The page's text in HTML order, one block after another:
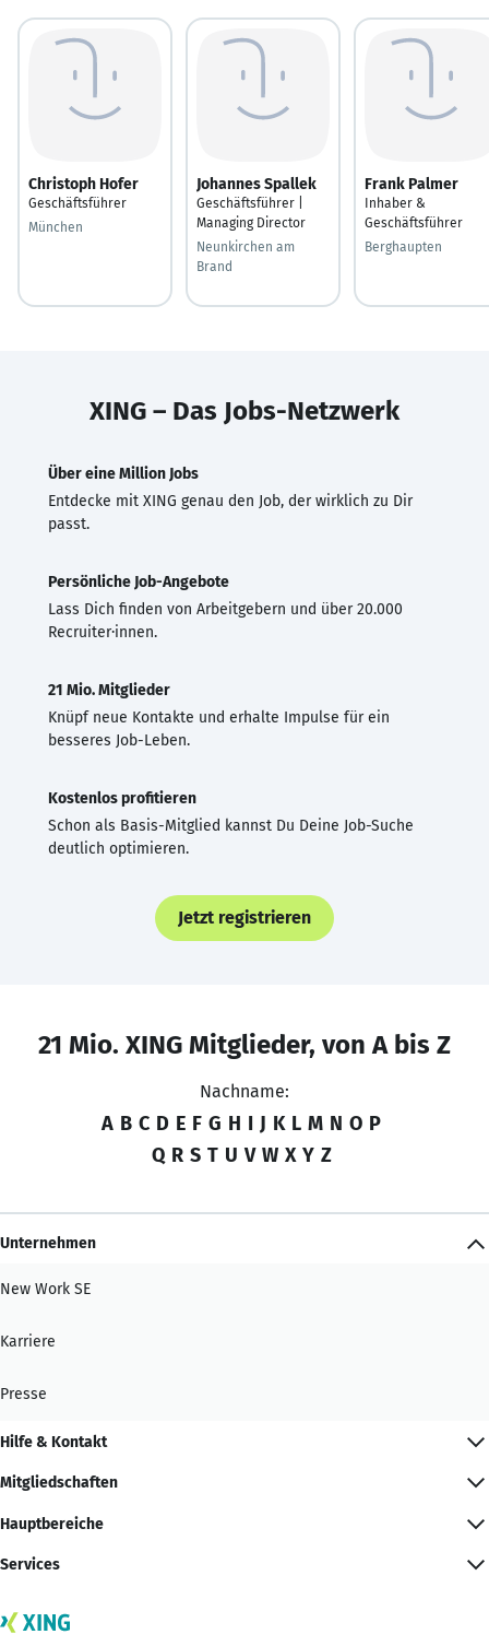
Christoph Hofer
Geschäftsführer
München
Johannes Spallek
Geschäftsführer |
Managing Director
Neunkirchen am
Brand
Frank Palmer
Inhaber &
Geschäftsführer
Berghaupten
XING – Das Jobs-Netzwerk
Über eine Million Jobs
Entdecke mit XING genau den Job, der wirklich zu Dir
passt.
Persönliche Job-Angebote
Lass Dich finden von Arbeitgebern und über 20.000
Recruiter·innen.
21 Mio. Mitglieder
Knüpf neue Kontakte und erhalte Impulse für ein
besseres Job-Leben.
Kostenlos profitieren
Schon als Basis-Mitglied kannst Du Deine Job-Suche
deutlich optimieren.
Jetzt registrieren
21 Mio. XING Mitglieder, von A bis Z
Nachname:
A B C D E F G H I J K L M N O P
Q R S T U V W X Y Z
Unternehmen
New Work SE
Karriere
Presse
Hilfe & Kontakt
Mitgliedschaften
Hauptbereiche
Services